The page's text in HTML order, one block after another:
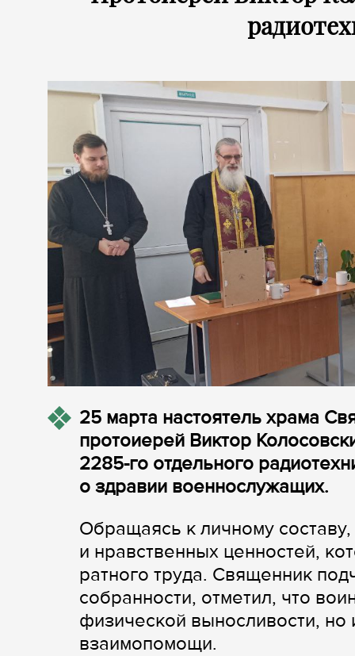
25 марта настоятель храма
протоиерей Виктор
2285-го отдельного
о здравии военнослужащих.
Обращаясь к личному
и нравственных ценностей,
ратного труда. Священник
собранности, отметил, что
физической выносливости, но
взаимопомощи.